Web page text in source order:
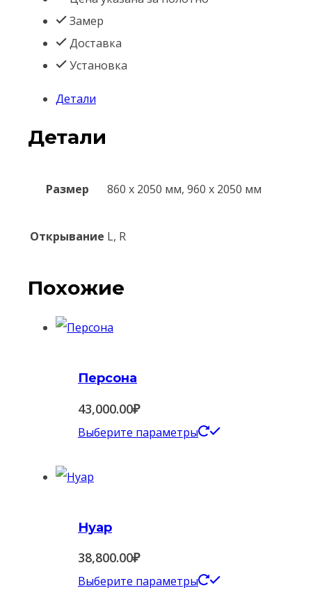
квартирная
Замер
Доставка
Установка
Детали
Детали
Размер 860 х 2050 мм, 960 x 2050 мм
Открывание L, R
Похожие
Персона
43,000.00₽
Выберите параметры
Этот
Нуар
38,800.00₽
Выберите параметры
Этот